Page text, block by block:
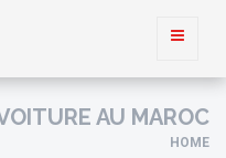
AU MAROC
HOME